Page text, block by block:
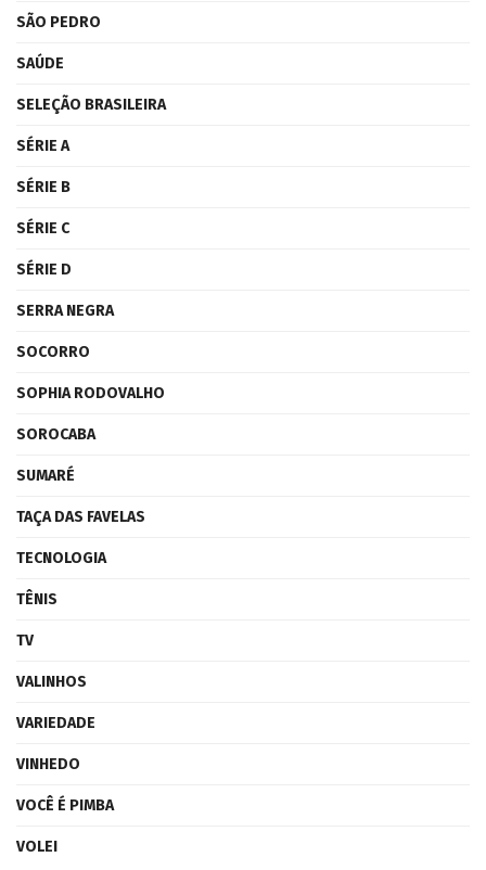
SÃO PEDRO
SAÚDE
SELEÇÃO BRASILEIRA
SÉRIE A
SÉRIE B
SÉRIE C
SÉRIE D
SERRA NEGRA
SOCORRO
SOPHIA RODOVALHO
SOROCABA
SUMARÉ
TAÇA DAS FAVELAS
TECNOLOGIA
TÊNIS
TV
VALINHOS
VARIEDADE
VINHEDO
VOCÊ É PIMBA
VOLEI